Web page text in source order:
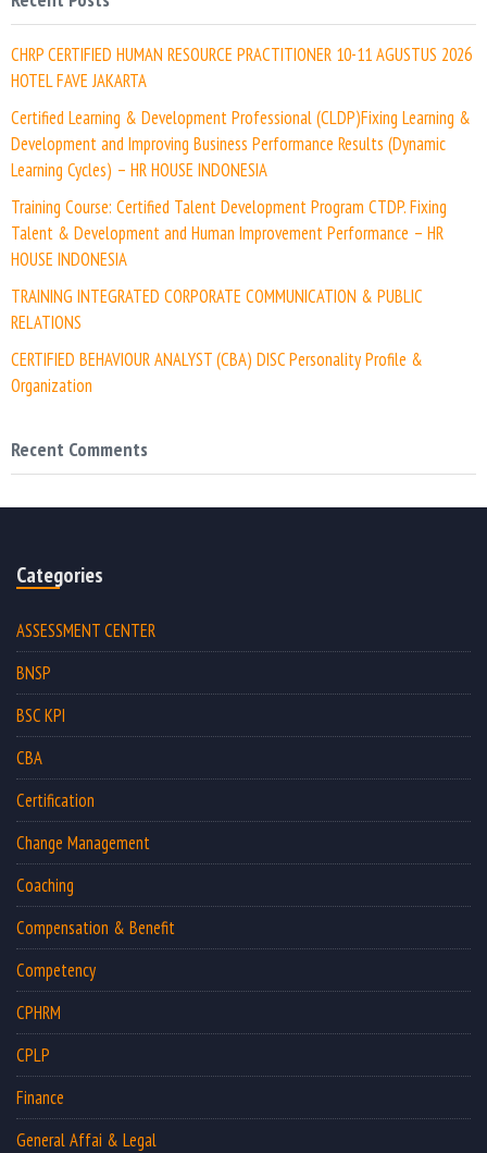
CHRP CERTIFIED HUMAN RESOURCE PRACTITIONER 10-11 AGUSTUS 2026
HOTEL FAVE JAKARTA
Certified Learning & Development Professional (CLDP)Fixing Learning &
Development and Improving Business Performance Results (Dynamic
Learning Cycles) – HR HOUSE INDONESIA
Training Course: Certified Talent Development Program CTDP. Fixing
Talent & Development and Human Improvement Performance – HR
HOUSE INDONESIA
TRAINING INTEGRATED CORPORATE COMMUNICATION & PUBLIC
RELATIONS
CERTIFIED BEHAVIOUR ANALYST (CBA) DISC Personality Profile &
Organization
Recent Comments
Categories
ASSESSMENT CENTER
BNSP
BSC KPI
CBA
Certification
Change Management
Coaching
Compensation & Benefit
Competency
CPHRM
CPLP
Finance
General Affai & Legal